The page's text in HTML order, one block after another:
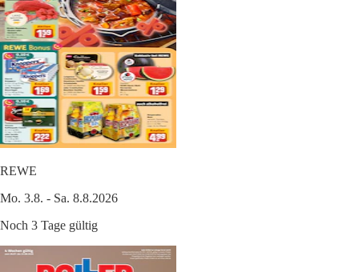
REWE
Mo. 3.8. - Sa. 8.8.2026
Noch 3 Tage gültig